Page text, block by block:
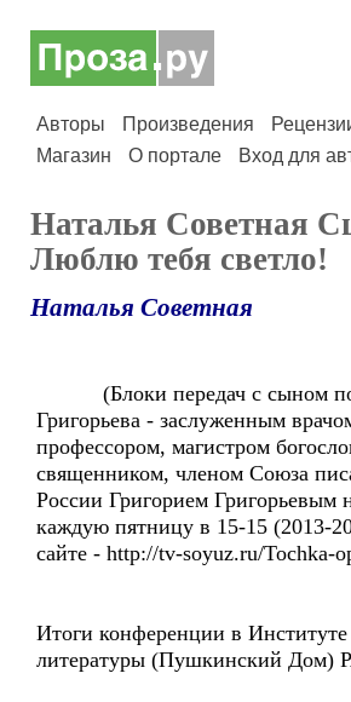
Авторы Произведения
Магазин
О портале Вход для
Наталья Советная
Люблю тебя светло!
Наталья Советная
(Блоки передач с сыном
Григорьева - заслуженным
профессором, магистром
священником, членом Союза
России Григорием
каждую пятницу в 15-15 (2013-
сайте - http://tv-soyuz.ru/Tochka-
Итоги конференции в Институте
литературы (Пушкинский Дом)